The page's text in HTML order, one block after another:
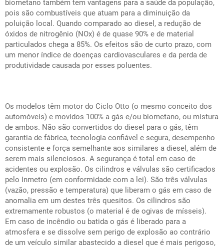
biometano também tem vantagens para a saúde da população,
pois são combustíveis que atuam para a diminuição da
poluição local. Quando comparado ao diesel, a redução de
óxidos de nitrogênio (NOx) é de quase 90% e de material
particulados chega a 85%. Os efeitos são de curto prazo, com
um menor índice de doenças cardiovasculares e da perda de
produtividade causada por esses poluentes.
Os modelos têm motor do Ciclo Otto (o mesmo conceito dos
automóveis) e movidos 100% a gás e/ou biometano, ou mistura
de ambos. Não são convertidos do diesel para o gás, têm
garantia de fábrica, tecnologia confiável e segura, desempenho
consistente e força semelhante aos similares a diesel, além de
serem mais silenciosos. A segurança é total em caso de
acidentes ou explosão. Os cilindros e válvulas são certificados
pelo Inmetro (em conformidade com a lei). São três válvulas
(vazão, pressão e temperatura) que liberam o gás em caso de
anomalia em um destes três quesitos. Os cilindros são
extremamente robustos (o material é de ogivas de mísseis).
Em caso de incêndio ou batida o gás é liberado para a
atmosfera e se dissolve sem perigo de explosão ao contrário
de um veículo similar abastecido a diesel que é mais perigoso,